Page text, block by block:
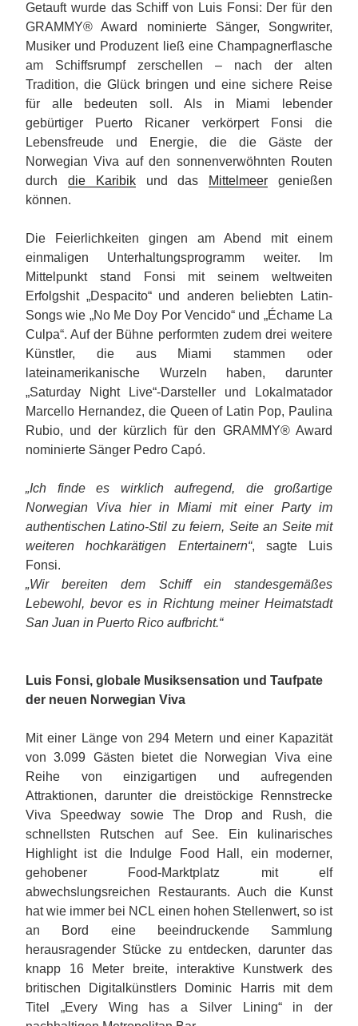
Getauft wurde das Schiff von Luis Fonsi: Der für den
GRAMMY® Award nominierte Sänger, Songwriter,
Musiker und Produzent ließ eine Champagnerflasche
am Schiffsrumpf zerschellen – nach der alten
Tradition, die Glück bringen und eine sichere Reise
für alle bedeuten soll. Als in Miami lebender
gebürtiger Puerto Ricaner verkörpert Fonsi die
Lebensfreude und Energie, die die Gäste der
Norwegian Viva auf den sonnenverwöhnten Routen
durch die Karibikund das Mittelmeer genießen
können.
Die Feierlichkeiten gingen am Abend mit einem
einmaligen Unterhaltungsprogramm weiter. Im
Mittelpunkt stand Fonsi mit seinem weltweiten
Erfolgshit „Despacito“ und anderen beliebten Latin-
Songs wie „No Me Doy Por Vencido“ und „Échame La
Culpa“. Auf der Bühne performten zudem drei weitere
Künstler, die aus Miami stammen oder
lateinamerikanische Wurzeln haben, darunter
„Saturday Night Live“-Darsteller und Lokalmatador
Marcello Hernandez, die Queen of Latin Pop, Paulina
Rubio, und der kürzlich für den GRAMMY® Award
nominierte Sänger Pedro Capó.
„Ich finde es wirklich aufregend, die großartige
Norwegian Viva hier in Miami mit einer Party im
authentischen Latino-Stil zu feiern, Seite an Seite mit
weiteren hochkarätigen Entertainern“, sagte Luis
Fonsi.
„Wir bereiten dem Schiff ein standesgemäßes
Lebewohl, bevor es in Richtung meiner Heimatstadt
San Juan in Puerto Rico aufbricht.“
Luis Fonsi, globale Musiksensation und Taufpate
der neuen Norwegian Viva
Mit einer Länge von 294 Metern und einer Kapazität
von 3.099 Gästen bietet die Norwegian Viva eine
Reihe von einzigartigen und aufregenden
Attraktionen, darunter die dreistöckige Rennstrecke
Viva Speedway sowie The Drop and Rush, die
schnellsten Rutschen auf See. Ein kulinarisches
Highlight ist die Indulge Food Hall, ein moderner,
gehobener Food-Marktplatz mit elf
abwechslungsreichen Restaurants. Auch die Kunst
hat wie immer bei NCL einen hohen Stellenwert, so ist
an Bord eine beeindruckende Sammlung
herausragender Stücke zu entdecken, darunter das
knapp 16 Meter breite, interaktive Kunstwerk des
britischen Digitalkünstlers Dominic Harris mit dem
Titel „Every Wing has a Silver Lining“ in der